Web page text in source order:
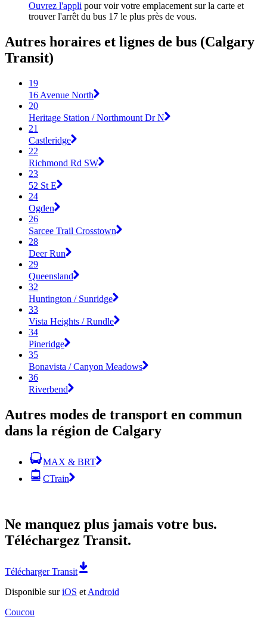
Ouvrez l'appli pour voir votre emplacement sur la carte et
trouver l'arrêt du bus 17 le plus près de vous.
Autres horaires et lignes de bus (Calgary
Transit)
19
16 Avenue North
20
Heritage Station / Northmount Dr N
21
Castleridge
22
Richmond Rd SW
23
52 St E
24
Ogden
26
Sarcee Trail Crosstown
28
Deer Run
29
Queensland
32
Huntington / Sunridge
33
Vista Heights / Rundle
34
Pineridge
35
Bonavista / Canyon Meadows
36
Riverbend
Autres modes de transport en commun
dans la région de Calgary
MAX & BRT
CTrain
Ne manquez plus jamais votre bus.
Téléchargez Transit.
Télécharger Transit
Disponible suriOS et Android
Coucou